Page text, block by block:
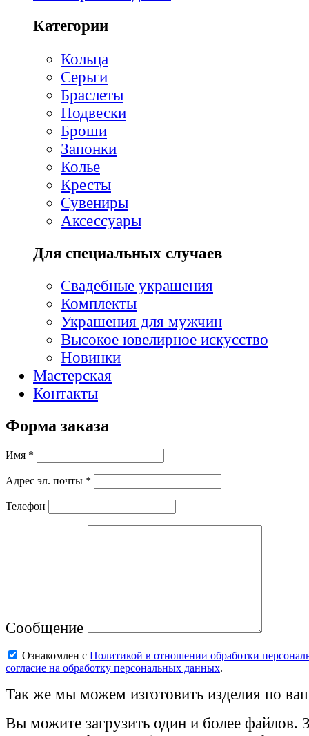
Категории
Кольца
Серьги
Браслеты
Подвески
Броши
Запонки
Колье
Кресты
Сувениры
Аксессуары
Для специальных случаев
Свадебные украшения
Комплекты
Украшения для мужчин
Высокое ювелирное искусство
Новинки
Мастерская
Контакты
Форма заказа
Имя *
Адрес эл. почты *
Телефон
Сообщение
Ознакомлен с Политикой в отношении обработки
согласие на обработку персональных данных.
Так же мы можем изготовить изделия по
Вы можите загрузить один и более файлов.